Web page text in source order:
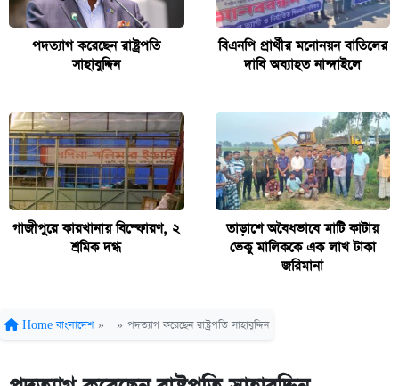
পদত্যাগ করেছেন রাষ্ট্রপতি
সাহাবুদ্দিন
বিএনপি প্রার্থীর মনোনয়ন বাতিলের
দাবি অব্যাহত নান্দাইলে
গাজীপুরে কারখানায় বিস্ফোরণ, ২
শ্রমিক দগ্ধ
তাড়াশে অবৈধভাবে মাটি কাটায়
ভেকু মালিককে এক লাখ টাকা
জরিমানা
Home বাংলাদেশ » » পদত্যাগ করেছেন রাষ্ট্রপতি সাহাবুদ্দিন